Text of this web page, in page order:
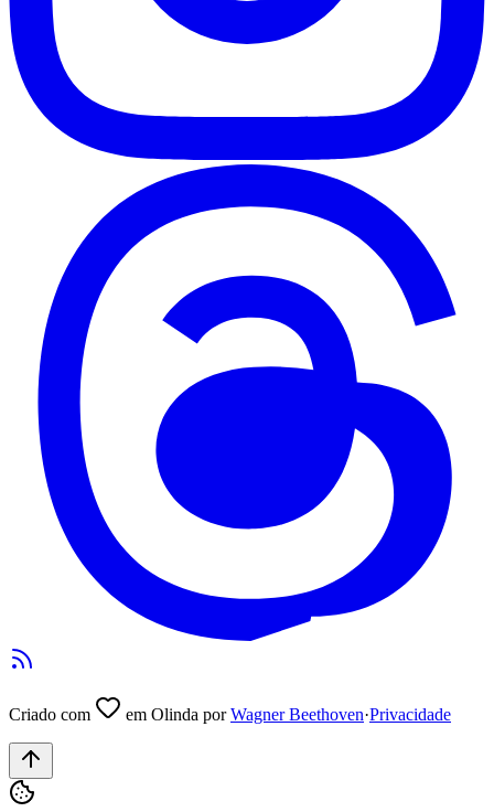
Criado com em Olinda porWagner Beethoven·Privacidade